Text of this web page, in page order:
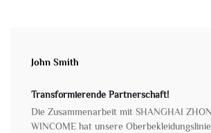
John Smith
Transformierende Partnerschaft!
Die Zusammenarbeit mit SHANGHAI
WINCOME hat unsere